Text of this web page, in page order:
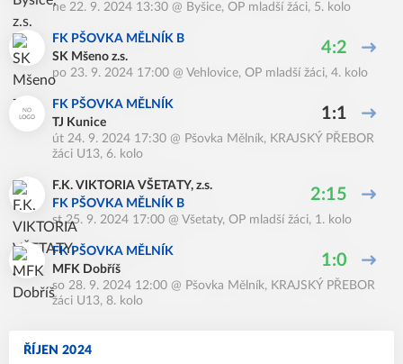
ne 22. 9. 2024 13:30 @ Byšice, OP mladší žáci, 5. kolo
FK PŠOVKA MĚLNÍK B
SK Mšeno z.s.
4:2
po 23. 9. 2024 17:00 @ Vehlovice, OP mladší žáci, 4. kolo
FK PŠOVKA MĚLNÍK
TJ Kunice
1:1
út 24. 9. 2024 17:30 @ Pšovka Mělník, KRAJSKÝ PŘEBOR
žáci U13, 6. kolo
F.K. VIKTORIA VŠETATY, z.s.
FK PŠOVKA MĚLNÍK B
2:15
st 25. 9. 2024 17:00 @ Všetaty, OP mladší žáci, 1. kolo
FK PŠOVKA MĚLNÍK
MFK Dobříš
1:0
so 28. 9. 2024 12:00 @ Pšovka Mělník, KRAJSKÝ PŘEBOR
žáci U13, 8. kolo
ŘÍJEN 2024